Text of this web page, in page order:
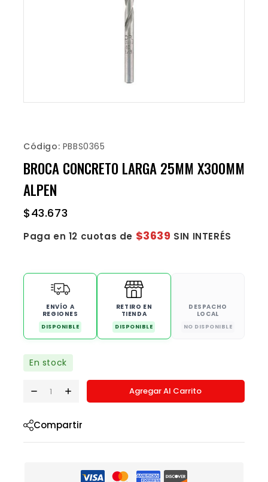
Código: PBBS0365
BROCA CONCRETO LARGA 25MM X300MM
ALPEN
$43.673
Paga en 12 cuotas de $3639 SIN INTERÉS
ENVÍO A
REGIONES
DISPONIBLE
RETIRO EN
TIENDA
DISPONIBLE
DESPACHO
LOCAL
NO DISPONIBLE
En stock
Agregar Al Carrito
Compartir